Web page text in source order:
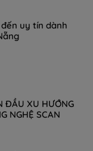
uy tín dành
ĐẦU XU HƯỚNG
NGHỆ SCAN